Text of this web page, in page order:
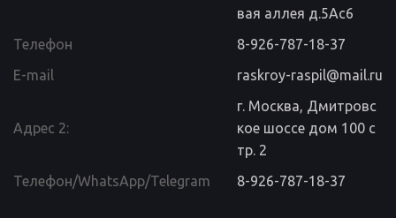
вая аллея д.5Ас6
Телефон
8-926-787-18-37
E-mail
raskroy-raspil@mail.ru
Адрес 2:
г. Москва, Дмитровс
кое шоссе дом 100 с
тр. 2
Телефон/WhatsApp/Telegram
8-926-787-18-37